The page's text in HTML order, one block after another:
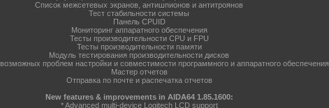
Список межсетевых экранов, антишпионов и антитроянов
Тест стабильности системы
Панель CPUID
Мониторинг аппаратного обеспечения
Тесты производительности CPU и FPU
Тесты производительности памяти
Модуль тестирования производительности дисков
проблем настройки и совместимости программного и аппаратного обеспечения
Мастер отчетов
Отправка по почте и распечатка отчетов
New features & improvements in AIDA64 1.85.1600:
* Advanced multi-device Logitech LCD support